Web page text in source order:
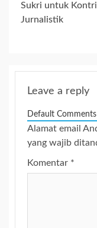
Sukri untuk
Jurnalistik
Leave a reply
Default Comments
Alamat email
yang wajib
Komentar *